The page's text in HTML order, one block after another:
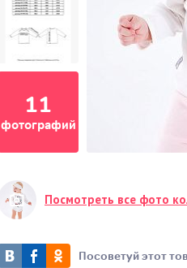
11
фотографий
Посмотреть все фото
Посоветуй этот